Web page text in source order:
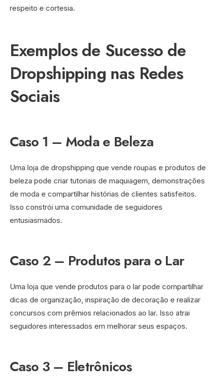
respeito e cortesia.
Exemplos de Sucesso de
Dropshipping nas Redes
Sociais
Caso 1 – Moda e Beleza
Uma loja de dropshipping que vende roupas e produtos de
beleza pode criar tutoriais de maquiagem, demonstrações
de moda e compartilhar histórias de clientes satisfeitos.
Isso constrói uma comunidade de seguidores
entusiasmados.
Caso 2 – Produtos para o Lar
Uma loja que vende produtos para o lar pode compartilhar
dicas de organização, inspiração de decoração e realizar
concursos com prêmios relacionados ao lar. Isso atrai
seguidores interessados em melhorar seus espaços.
Caso 3 – Eletrônicos